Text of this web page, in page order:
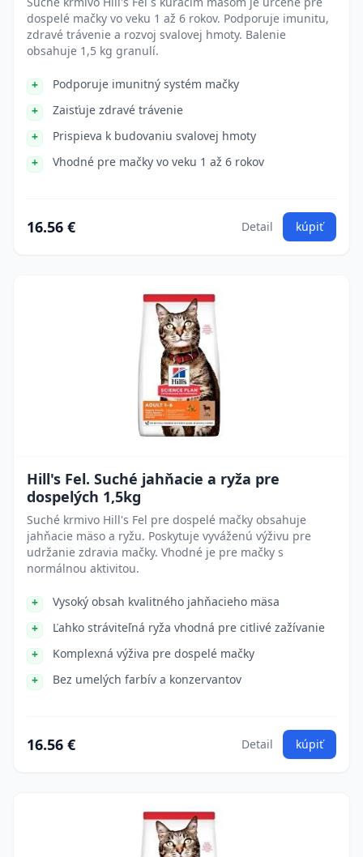
dospelé mačky vo veku 1 až 6 rokov. Podporuje imunitu,
zdravé trávenie a rozvoj svalovej hmoty. Balenie
obsahuje 1,5 kg granulí.
Podporuje imunitný systém mačky
Zaisťuje zdravé trávenie
Prispieva k budovaniu svalovej hmoty
Vhodné pre mačky vo veku 1 až 6 rokov
16.56 € Detail kúpiť
Hill's Fel. Suché jahňacie a ryža pre
dospelých 1,5kg
Suché krmivo Hill's Fel pre dospelé mačky obsahuje
jahňacie mäso a ryžu. Poskytuje vyváženú výživu pre
udržanie zdravia mačky. Vhodné je pre mačky s
normálnou aktivitou.
Vysoký obsah kvalitného jahňacieho mäsa
Ľahko stráviteľná ryža vhodná pre citlivé zažívanie
Komplexná výživa pre dospelé mačky
Bez umelých farbív a konzervantov
16.56 € Detail kúpiť